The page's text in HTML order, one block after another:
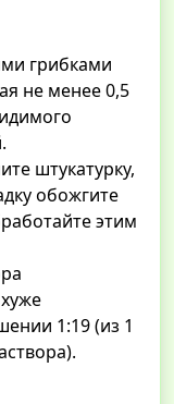
грибками
не менее 0,5
штукатурку,
обожгите
этим
1:19 (из 1